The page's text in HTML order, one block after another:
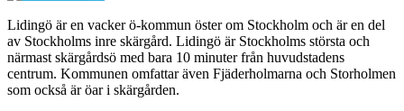
Lidingö är en vacker ö-kommun öster om Stockholm och är en del
av Stockholms inre skärgård. Lidingö är Stockholms största och
närmast skärgårdsö med bara 10 minuter från huvudstadens
centrum. Kommunen omfattar även Fjäderholmarna och Storholmen
som också är öar i skärgården.